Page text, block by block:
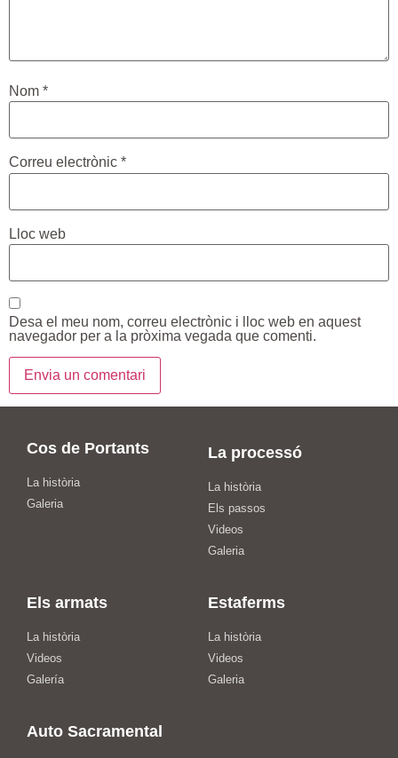
Nom *
Correu electrònic *
Lloc web
Desa el meu nom, correu electrònic i lloc web en aquest
navegador per a la pròxima vegada que comenti.
Cos de Portants
La història
Galeria
La processó
La història
Els passos
Videos
Galeria
Els armats
La història
Videos
Galería
Estaferms
La història
Videos
Galeria
Auto Sacramental